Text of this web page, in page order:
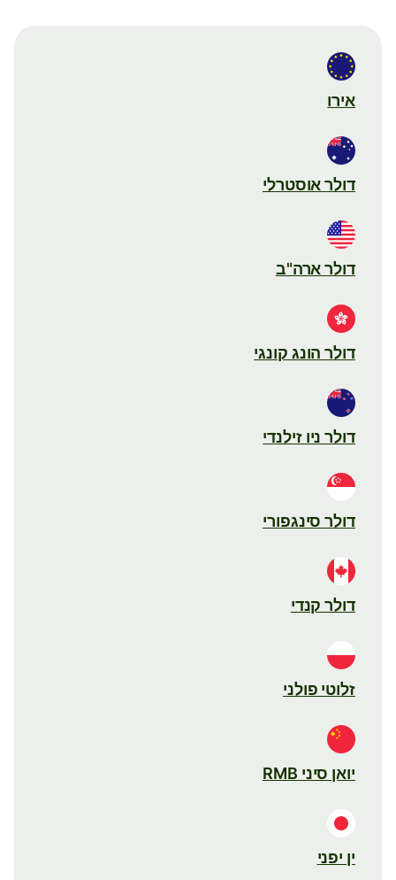
אירו
דולר אוסטרלי
דולר ארה"ב
דולר הונג קונגי
דולר ניו זילנדי
דולר סינגפורי
דולר קנדי
זלוטי פולני
יואן סיני RMB
ין יפני